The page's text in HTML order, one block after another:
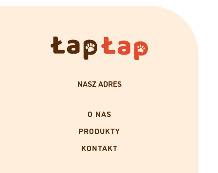
NASZ ADRES
O NAS
PRODUKTY
KONTAKT